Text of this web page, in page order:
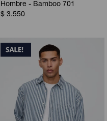
Hombre - Bamboo 701
$ 3.550